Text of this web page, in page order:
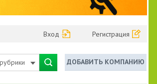
Вход Регистрация
ДОБАВИТЬ КОМПАНИЮ